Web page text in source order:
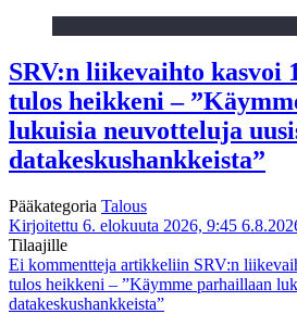
SRV:n liikevaihto kasvoi
tulos heikkeni –
lukuisia neuvotteluja
datakeskushankkeista”
Pääkategoria Talous
Kirjoitettu 6. elokuuta 2026, 9:45
Tilaajille
Ei kommentteja artikkeliin SRV:n
tulos heikkeni – ”Käymme parhaillaan
datakeskushankkeista”